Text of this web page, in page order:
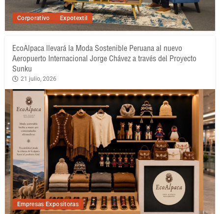
Corporativo Expotextil
Empresas Expositoras
EcoAlpaca llevará la Moda Sostenible Peruana al nuevo
Aeropuerto Internacional Jorge Chávez a través del Proyecto
Sunku
21 julio, 2026